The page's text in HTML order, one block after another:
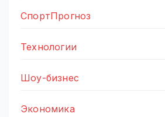
СпортПрогноз
Технологии
Шоу-бизнес
Экономика